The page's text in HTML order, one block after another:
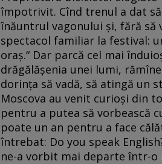
împotrivit. Cînd trenul a dat
înăuntrul vagonului și, fără să
spectacol familiar la festival:
oraș.“ Dar parcă cel mai
drăgălășenia unei lumi,
dorința să vadă, să atingă un
Moscova au venit curioși din
pentru a putea să vorbească
poate un an pentru a face
întrebat: Do you speak
ne-a vorbit mai departe într-o